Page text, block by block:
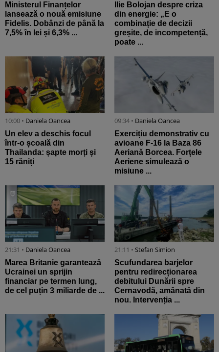
Ministerul Finanțelor
lansează o nouă emisiune
Fidelis. Dobânzi de până la
7,5% în lei și 6,3% ...
Ilie Bolojan despre criza
din energie: „E o
combinație de decizii
greșite, de incompetență,
poate ...
10:00 • Daniela Oancea
Un elev a deschis focul
într-o școală din
Thailanda: șapte morți și
15 răniți
09:34 • Daniela Oancea
Exercițiu demonstrativ cu
avioane F-16 la Baza 86
Aeriană Borcea. Forțele
Aeriene simulează o
misiune ...
21:31 • Daniela Oancea
Marea Britanie garantează
Ucrainei un sprijin
financiar pe termen lung,
de cel puțin 3 miliarde de ...
21:11 • Stefan Simion
Scufundarea barjelor
pentru redirecționarea
debitului Dunării spre
Cernavodă, amânată din
nou. Intervenția ...